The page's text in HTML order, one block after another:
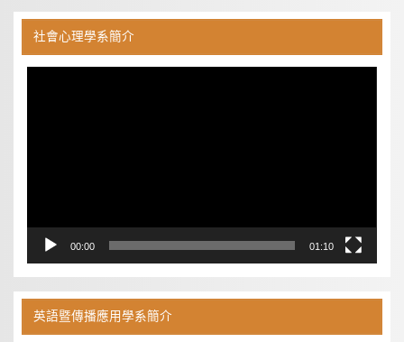
社會心理學系簡介
00:00 01:10
英語暨傳播應用學系簡介